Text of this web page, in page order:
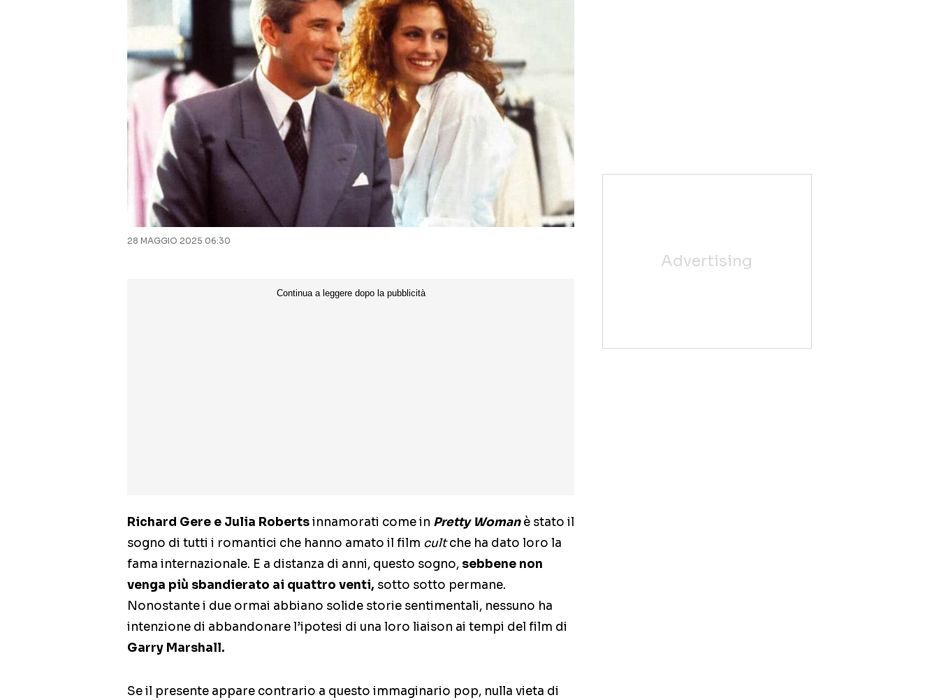
28 MAGGIO 2025 06:30
Richard Gere e Julia Robertsinnamorati come in Pretty Womanè stato il
sogno di tutti i romantici che hanno amato il film cultche ha dato loro la
fama internazionale. E a distanza di anni, questo sogno, sebbene non
venga più sbandierato ai quattro venti, sotto sotto permane.
Nonostante i due ormai abbiano solide storie sentimentali, nessuno ha
intenzione di abbandonare l’ipotesi di una loro liaison ai tempi del film di
Garry Marshall.
Se il presente appare contrario a questo immaginario pop, nulla vieta di